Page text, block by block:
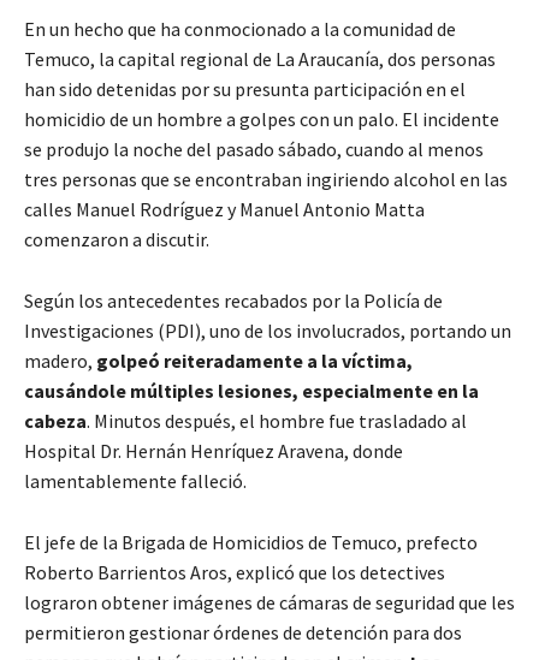
En un hecho que ha conmocionado a la comunidad de
Temuco, la capital regional de La Araucanía, dos personas
han sido detenidas por su presunta participación en el
homicidio de un hombre a golpes con un palo. El incidente
se produjo la noche del pasado sábado, cuando al menos
tres personas que se encontraban ingiriendo alcohol en las
calles Manuel Rodríguez y Manuel Antonio Matta
comenzaron a discutir.
Según los antecedentes recabados por la Policía de
Investigaciones (PDI), uno de los involucrados, portando un
madero, golpeó reiteradamente a la víctima,
causándole múltiples lesiones, especialmente en la
cabeza. Minutos después, el hombre fue trasladado al
Hospital Dr. Hernán Henríquez Aravena, donde
lamentablemente falleció.
El jefe de la Brigada de Homicidios de Temuco, prefecto
Roberto Barrientos Aros, explicó que los detectives
lograron obtener imágenes de cámaras de seguridad que les
permitieron gestionar órdenes de detención para dos